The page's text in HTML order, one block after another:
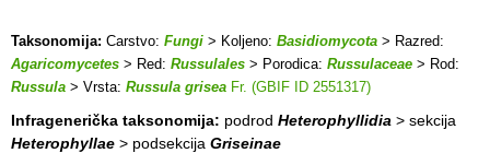
Taksonomija: Carstvo: Fungi > Koljeno: Basidiomycota > Razred:
Agaricomycetes > Red: Russulales > Porodica: Russulaceae > Rod:
Russula > Vrsta: Russula grisea Fr. (GBIF ID 2551317)
Infragenerička taksonomija: podrod Heterophyllidia > sekcija
Heterophyllae > podsekcija Griseinae